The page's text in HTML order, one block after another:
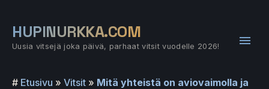
sisältöön
HUPINURKKA.COM
Uusia vitsejä joka päivä, parhaat vitsit vuodelle 2026!
# Etusivu » Vitsit » Mitä yhteistä on aviovaimolla ja